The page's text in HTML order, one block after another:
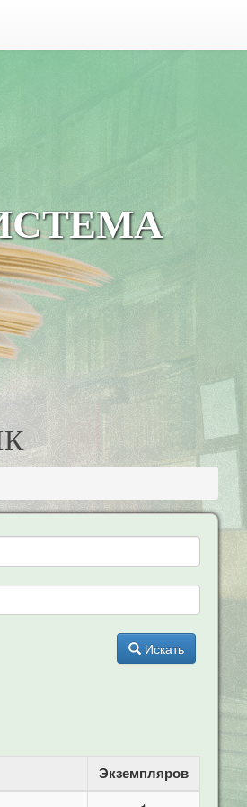
Искать
Экземпляров